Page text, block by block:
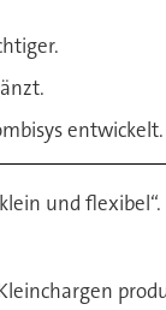
entwickelt.
und